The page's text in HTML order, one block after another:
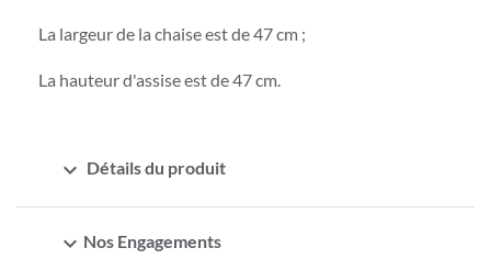
La largeur de la chaise est de 47 cm ;
La hauteur d'assise est de 47 cm.
expand_more Détails du produit
expand_more Nos Engagements